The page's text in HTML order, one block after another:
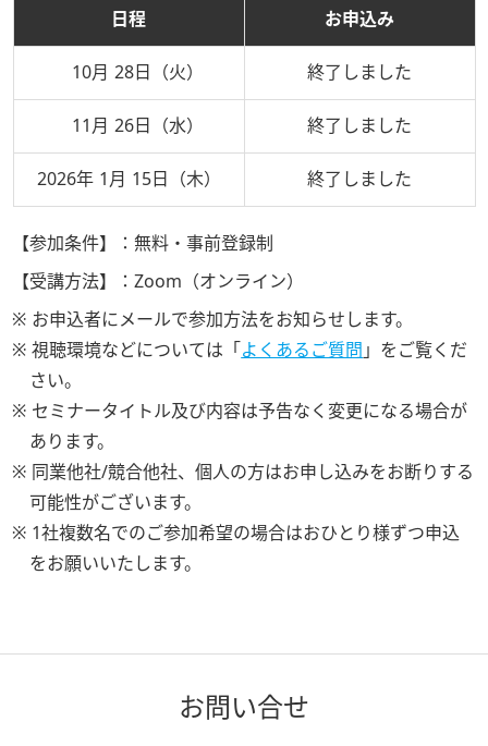
日程 お申込み
10月 28日（火） 終了しました
11月 26日（水） 終了しました
2026年 1月 15日（木） 終了しました
【参加条件】：無料・事前登録制
【受講方法】：Zoom（オンライン）
※ お申込者にメールで参加方法をお知らせします。
※ 視聴環境などについては「 よくあるご質問 」をご覧くだ
さい。
※ セミナータイトル及び内容は予告なく変更になる場合が
あります。
※ 同業他社/競合他社、個人の方はお申し込みをお断りする
可能性がございます。
※ 1社複数名でのご参加希望の場合はおひとり様ずつ申込
をお願いいたします。
お問い合せ